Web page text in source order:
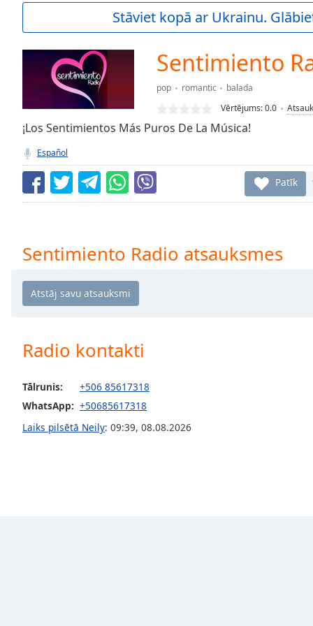
Current
Duration-:-
Stream
TypeLIVE
live,
currently
behind
LIVE
Remaining
Playback
Rate
Chapters
descriptions
off,
selected
Stāviet kopā ar Ukrainu.
Sentimiento
pop romantic
balada
Vērtējums:0.0
¡Los Sentimientos Más Puros De La Música!
Español
Patīk
Sentimiento Radio atsauksmes
Radio kontakti
Tālrunis:
+506 85617318
WhatsApp: +50685617318
Laiks pilsētā Neily: 09:39, 08.08.2026